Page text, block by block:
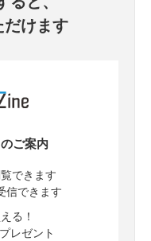
けます
のご案内
できます
信できます
る！
レゼント